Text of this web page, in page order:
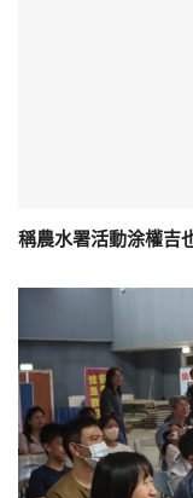
稱農水署活動涂權吉